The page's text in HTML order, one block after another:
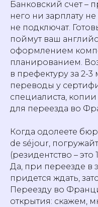
Банковский счет –
него ни зарплату
не подключат.
поймут ваш
оформлением
планированием.
в префектуру за 2-
переводы у
специалиста, копии
для переезда во
Когда одолеете
de séjour,
(резидентство –
Да, при переезде в
придется ждать,
Переезду во
открытия: скажем,